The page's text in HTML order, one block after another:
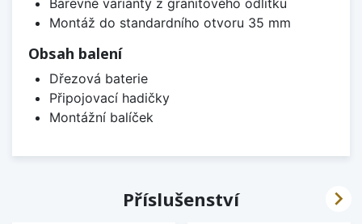
Montáž do standardního otvoru 35 mm
Obsah balení
Dřezová baterie
Připojovací hadičky
Montážní balíček
Příslušenství 